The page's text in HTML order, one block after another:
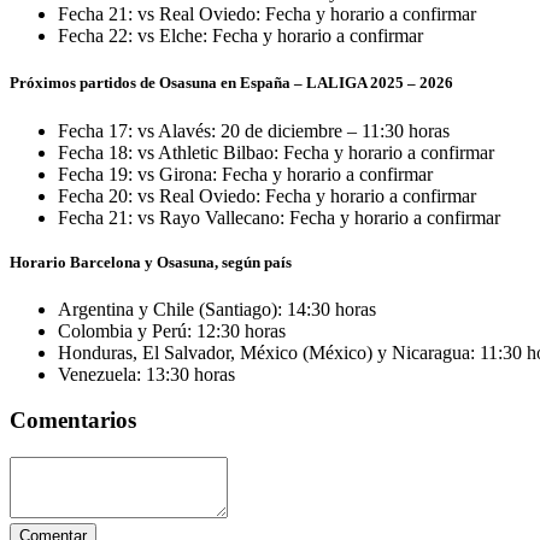
Fecha 21: vs Real Oviedo: Fecha y horario a confirmar
Fecha 22: vs Elche: Fecha y horario a confirmar
Próximos partidos de Osasuna en España – LALIGA 2025 – 2026
Fecha 17: vs Alavés: 20 de diciembre – 11:30 horas
Fecha 18: vs Athletic Bilbao: Fecha y horario a confirmar
Fecha 19: vs Girona: Fecha y horario a confirmar
Fecha 20: vs Real Oviedo: Fecha y horario a confirmar
Fecha 21: vs Rayo Vallecano: Fecha y horario a confirmar
Horario Barcelona y Osasuna, según país
Argentina y Chile (Santiago): 14:30 horas
Colombia y Perú: 12:30 horas
Honduras, El Salvador, México (México) y Nicaragua: 11:30
Venezuela: 13:30 horas
Comentarios
Comentar